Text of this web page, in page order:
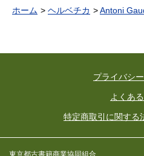
ホーム ヘルベチカ Antoni
プライバシ
よくあ
特定商取引に関する
東京都古書籍商業協同組合